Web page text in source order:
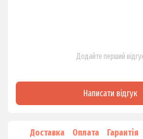
Додайте перший
Написати відгук
Доставка Оплата Гарантія